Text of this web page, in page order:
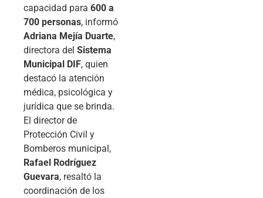
capacidad para 600 a
700 personas, informó
Adriana Mejía Duarte,
directora del Sistema
Municipal DIF, quien
destacó la atención
médica, psicológica y
jurídica que se brinda.
El director de
Protección Civil y
Bomberos municipal,
Rafael Rodríguez
Guevara, resaltó la
coordinación de los